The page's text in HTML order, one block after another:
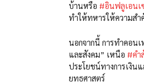
บ้านหรือ #อินฟลูเอนเ
ทำให้ทหารให้ความสำ
นอกจากนี้ การทำคอน
และสังคม” เหนือ #คำ
ประโยชน์ทางการเงิน
ยุทธศาสตร์